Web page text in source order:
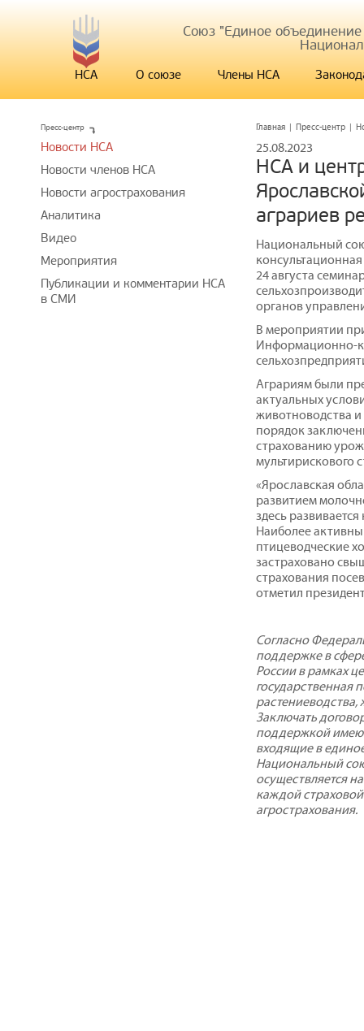
Союз "Единое
НСА О союзе Члены НСА
Главная | Пресс-центр |
25.08.2023
НСА и
аграриев
Национальный
24 августа
органов
В мероприятии
Информационно-
Аграриям были
актуальных
животноводства и
порядок
страхованию
мультирискового
«Ярославская
развитием
здесь
Наиболее
птицеводческие
застраховано
страхования
отметил
Согласно
поддержке в
России в рамках
государственная
растениеводства,
Заключать
поддержкой
входящие в
Национальный
осуществляется
каждой
агрострахования.
Пресс-центр
Новости НСА
Новости членов НСА
Новости агрострахования
Аналитика
Видео
Мероприятия
Публикации и комментарии НСА
в СМИ